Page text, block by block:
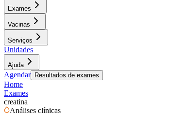
Exames
Vacinas
Serviços
Unidades
Ajuda
Agendar Resultados de exames
Home
Exames
creatina
Análises clínicas